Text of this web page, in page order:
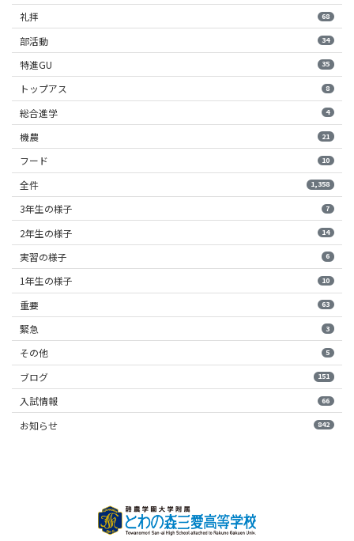
礼拝 68
部活動 34
特進GU 35
トップアス 8
総合進学 4
機農 21
フード 10
全件 1,358
3年生の様子 7
2年生の様子 14
実習の様子 6
1年生の様子 10
重要 63
緊急 3
その他 5
ブログ 151
入試情報 66
お知らせ 842